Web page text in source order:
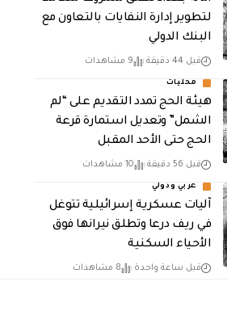
لتطوير إدارة النفايات بالتعاون مع
البنك الدولي
قبل 44 دقيقة 9 مشاهدات
محليات
هيئة الحج تمدد التقديم على “لم
الشمل” وتعديل استمارة قرعة
الحج حتى الأحد المقبل
قبل 56 دقيقة 10 مشاهدات
عربي ودولي
آليات عسكرية إسرائيلية تتوغل
في ريف درعا وتطلق نيرانها فوق
الأحياء السكنية
قبل ساعة واحدة 8 مشاهدات